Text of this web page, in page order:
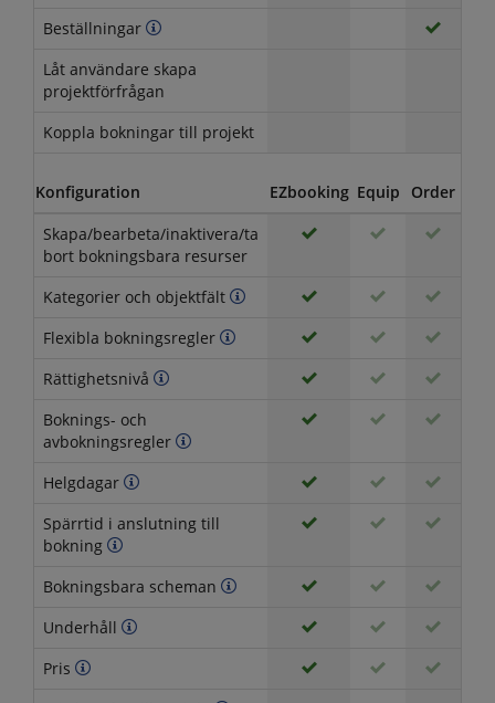
Beställningar
Låt användare skapa
projektförfrågan
Koppla bokningar till projekt
Konfiguration EZbooking Equip Order
Skapa/bearbeta/inaktivera/ta
bort bokningsbara resurser
Kategorier och objektfält
Flexibla bokningsregler
Rättighetsnivå
Boknings- och
avbokningsregler
Helgdagar
Spärrtid i anslutning till
bokning
Bokningsbara scheman
Underhåll
Pris